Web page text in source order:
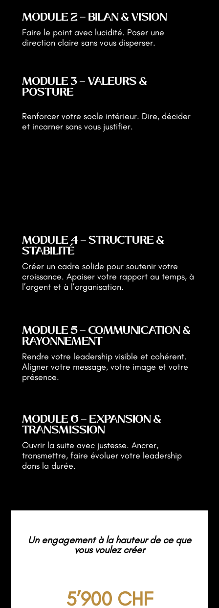
MODULE 2 — BILAN & VISION
Faire le point avec lucidité. Poser une
direction claire sans vous disperser.
MODULE 3 — VALEURS &
POSTURE
Renforcer votre socle intérieur. Dire, décider
et incarner sans vous justifier.
MODULE 4 — STRUCTURE &
STABILITÉ
Créer un cadre solide pour soutenir votre
croissance. Apaiser votre rapport au temps, à
l’argent et à l’organisation.
MODULE 5 — COMMUNICATION &
RAYONNEMENT
Rendre votre leadership visible et cohérent.
Aligner votre message, votre image et votre
présence.
MODULE 6 — EXPANSION &
TRANSMISSION
Ouvrir la suite avec justesse. Ancrer,
transmettre, faire évoluer votre leadership
dans la durée.
Un engagement à la hauteur de ce que
vous voulez créer
5’900 CHF